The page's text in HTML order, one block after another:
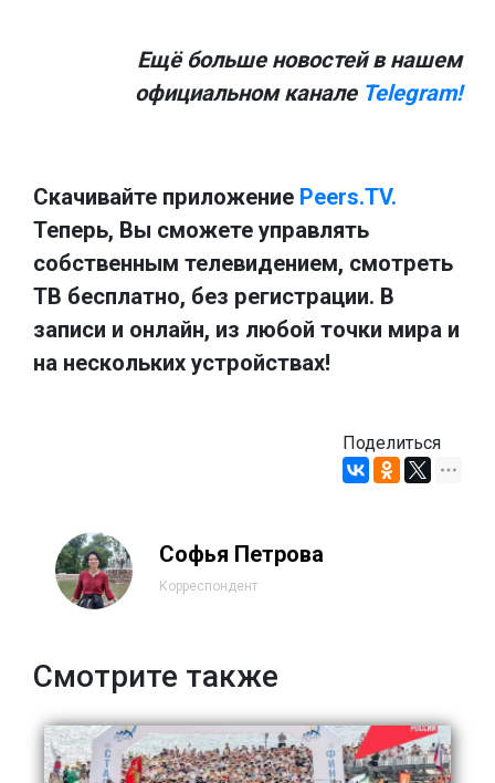
Ещё больше новостей в нашем
официальном канале Telegram!
Скачивайте приложение Peers.TV.
Теперь, Вы сможете управлять
собственным телевидением, смотреть
ТВ бесплатно, без регистрации. В
записи и онлайн, из любой точки мира и
на нескольких устройствах!
Поделиться
Софья Петрова
Корреспондент
Смотрите также